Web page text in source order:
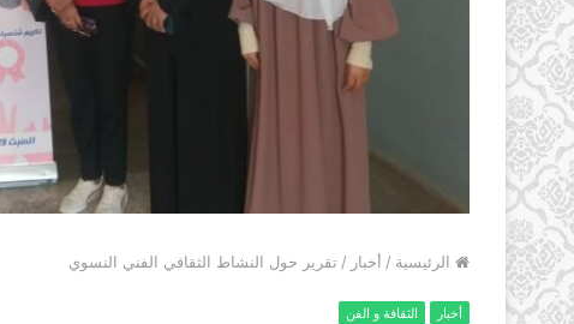
الرئيسية / أخبار / تقرير حول النشاط الثقافي الفني النسوي
أخبار الثقافة و الفن